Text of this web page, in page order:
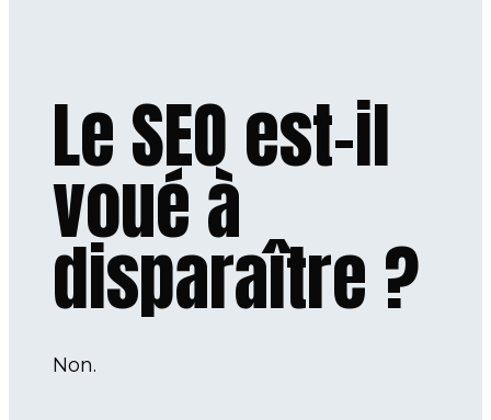
Le SEO est-il
voué à
disparaître ?
Non.